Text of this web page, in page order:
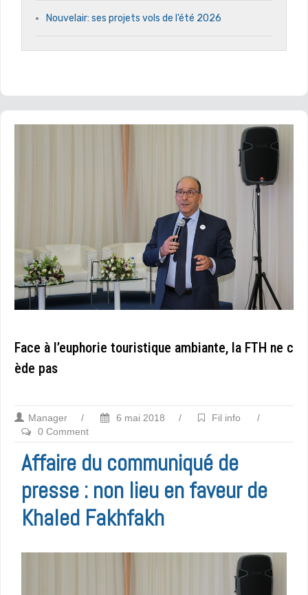
Nouvelair: ses projets vols de l’été 2026
Face à l’euphorie touristique ambiante, la FTH ne c
ède pas
Manager / 6 mai 2018 / Fil info
/
0 Comment
Affaire du communiqué de
presse : non lieu en faveur de
Khaled Fakhfakh